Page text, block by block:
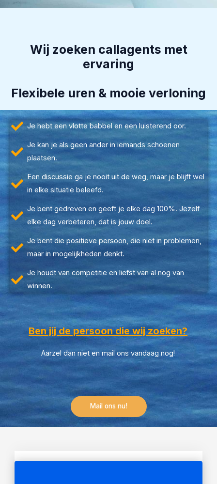
Wij zoeken callagents met
ervaring
Flexibele uren & mooie verloning
Je hebt een vlotte babbel en een luisterend oor.
Je kan je als geen ander in iemands schoenen
plaatsen.
Een discussie ga je nooit uit de weg, maar je blijft wel
in elke situatie beleefd.
Je bent gedreven en geeft je elke dag 100%. Jezelf
elke dag verbeteren, dat is jouw doel.
Je bent die positieve persoon, die niet in problemen,
maar in mogelijkheden denkt.
Je houdt van competitie en liefst van al nog van
winnen.
Ben jij de persoon die wij zoeken?
Aarzel dan niet en mail ons vandaag nog!
Mail ons nu!